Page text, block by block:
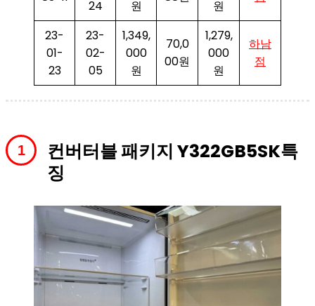
24
원
원
23-
01-
23
23-
02-
05
1,349,
000
원
70,0
00원
1,279,
000
원
하남
점
컨버터블 패키지 Y322GB5SK특
징